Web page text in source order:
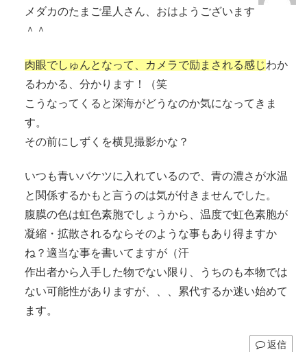
メダカのたまご星人さん、おはようございます
＾＾
肉眼でしゅんとなって、カメラで励まされる感じわか
るわかる、分かります！（笑
こうなってくると深海がどうなのか気になってきま
す。
その前にしずくを横見撮影かな？
いつも青いバケツに入れているので、青の濃さが水温
と関係するかもと言うのは気が付きませんでした。
腹膜の色は虹色素胞でしょうから、温度で虹色素胞が
凝縮・拡散されるならそのような事もあり得ますか
ね？適当な事を書いてますが（汗
作出者から入手した物でない限り、うちのも本物では
ない可能性がありますが、、、累代するか迷い始めて
ます。
返信